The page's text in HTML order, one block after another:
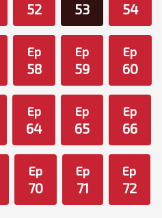
52 53 54
Ep
58
Ep
59
Ep
60
Ep
64
Ep
65
Ep
66
Ep
70
Ep
71
Ep
72